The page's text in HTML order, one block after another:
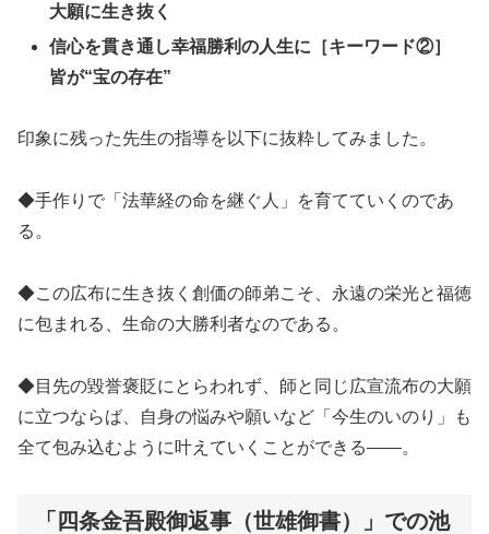
大願に生き抜く
信心を貫き通し幸福勝利の人生に［キーワード②］
皆が“宝の存在”
印象に残った先生の指導を以下に抜粋してみました。
◆手作りで「法華経の命を継ぐ人」を育てていくのであ
る。
◆この広布に生き抜く創価の師弟こそ、永遠の栄光と福徳
に包まれる、生命の大勝利者なのである。
◆目先の毀誉褒貶にとらわれず、師と同じ広宣流布の大願
に立つならば、自身の悩みや願いなど「今生のいのり」も
全て包み込むように叶えていくことができる――。
「四条金吾殿御返事（世雄御書）」での池